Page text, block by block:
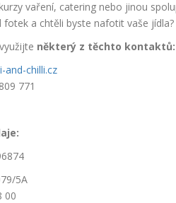
vaření, catering nebo jinou
fotek a chtěli byste nafotit vaše jídla?
některý z těchto kontaktů:
and-chilli.cz
771
5A